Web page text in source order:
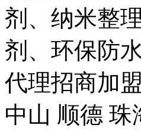
剂、纳米整
剂、环保防
代理招商加
中山 顺德 珠